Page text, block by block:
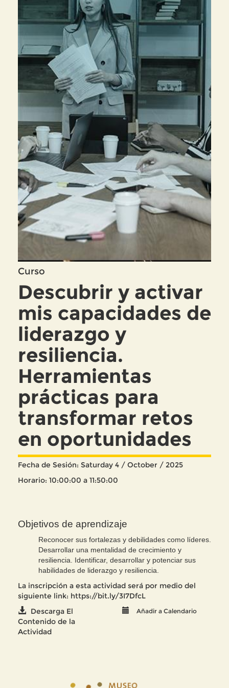
Curso
Descubrir y activar
mis capacidades de
liderazgo y
resiliencia.
Herramientas
prácticas para
transformar retos
en oportunidades
Fecha de Sesión: Saturday 4 / October / 2025
Horario: 10:00:00 a 11:50:00
Objetivos de aprendizaje
Reconocer sus fortalezas y debilidades como líderes.
Desarrollar una mentalidad de crecimiento y
resiliencia. Identificar, desarrollar y potenciar sus
habilidades de liderazgo y resiliencia.
La inscripción a esta actividad será por medio del
siguiente link: https://bit.ly/3I7DfcL
Descarga El
Contenido de la
Actividad
Añadir a Calendario